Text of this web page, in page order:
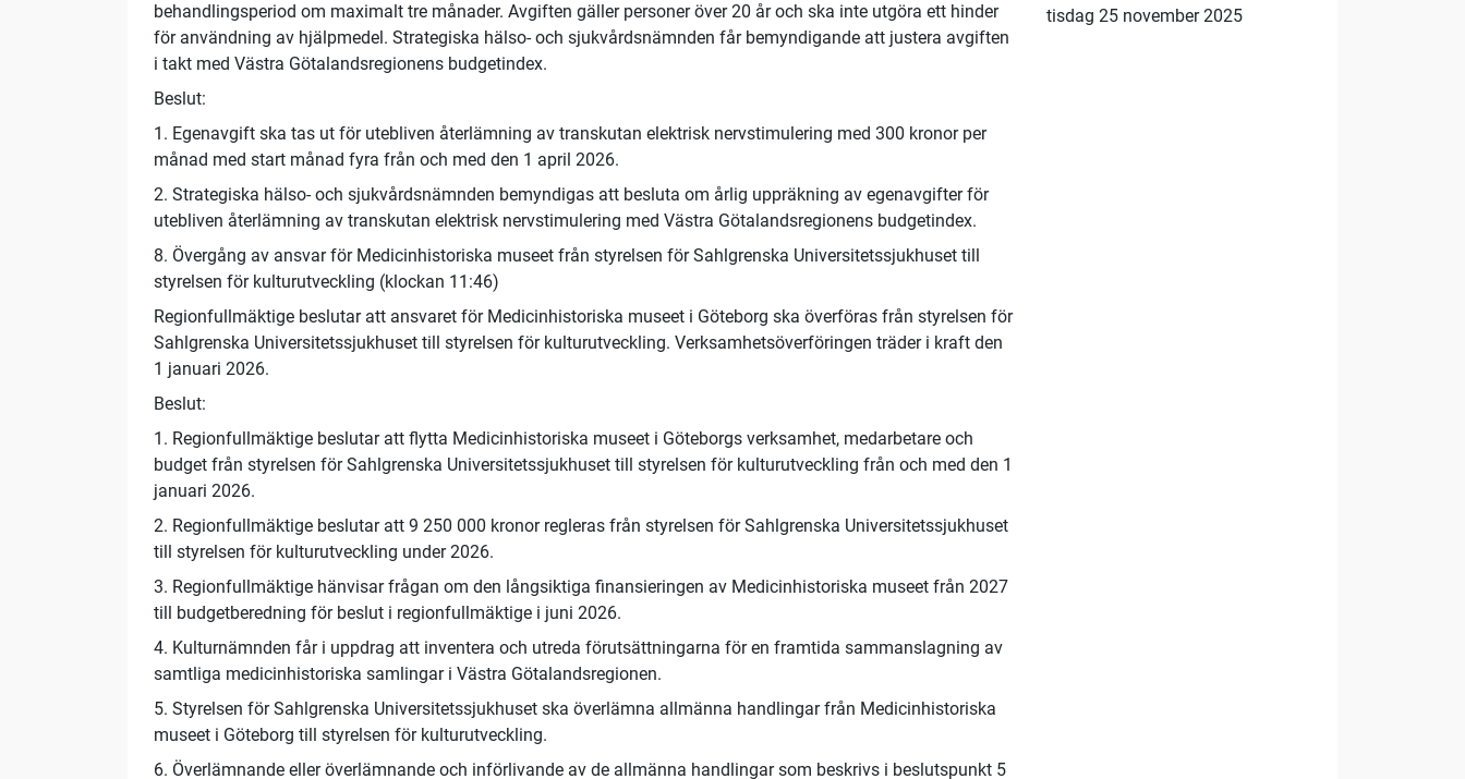
behandlingsperiod om maximalt tre månader. Avgiften gäller personer över 20 år och ska inte utgöra ett hinder
för användning av hjälpmedel. Strategiska hälso- och sjukvårdsnämnden får bemyndigande att justera avgiften
i takt med Västra Götalandsregionens budgetindex.
Beslut:
1. Egenavgift ska tas ut för utebliven återlämning av transkutan elektrisk nervstimulering med 300 kronor per
månad med start månad fyra från och med den 1 april 2026.
2. Strategiska hälso- och sjukvårdsnämnden bemyndigas att besluta om årlig uppräkning av egenavgifter för
utebliven återlämning av transkutan elektrisk nervstimulering med Västra Götalandsregionens budgetindex.
8. Övergång av ansvar för Medicinhistoriska museet från styrelsen för Sahlgrenska Universitetssjukhuset till
styrelsen för kulturutveckling (klockan 11:46)
Regionfullmäktige beslutar att ansvaret för Medicinhistoriska museet i Göteborg ska överföras från styrelsen för
Sahlgrenska Universitetssjukhuset till styrelsen för kulturutveckling. Verksamhetsöverföringen träder i kraft den
1 januari 2026.
Beslut:
1. Regionfullmäktige beslutar att flytta Medicinhistoriska museet i Göteborgs verksamhet, medarbetare och
budget från styrelsen för Sahlgrenska Universitetssjukhuset till styrelsen för kulturutveckling från och med den 1
januari 2026.
2. Regionfullmäktige beslutar att 9 250 000 kronor regleras från styrelsen för Sahlgrenska Universitetssjukhuset
till styrelsen för kulturutveckling under 2026.
3. Regionfullmäktige hänvisar frågan om den långsiktiga finansieringen av Medicinhistoriska museet från 2027
till budgetberedning för beslut i regionfullmäktige i juni 2026.
4. Kulturnämnden får i uppdrag att inventera och utreda förutsättningarna för en framtida sammanslagning av
samtliga medicinhistoriska samlingar i Västra Götalandsregionen.
5. Styrelsen för Sahlgrenska Universitetssjukhuset ska överlämna allmänna handlingar från Medicinhistoriska
museet i Göteborg till styrelsen för kulturutveckling.
6. Överlämnande eller överlämnande och införlivande av de allmänna handlingar som beskrivs i beslutspunkt 5
tisdag 25 november 2025